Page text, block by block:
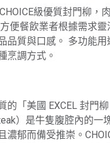
級優質封門柳，
便餐飲業者根據需求
品質與口感。 多功能用
烹調方式。
的「美國 EXCEL 封門
）是牛隻腹腔內的一
濃郁而備受推崇。